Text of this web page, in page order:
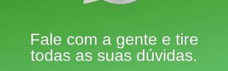
Fale com a gente e tire
todas as suas dúvidas.